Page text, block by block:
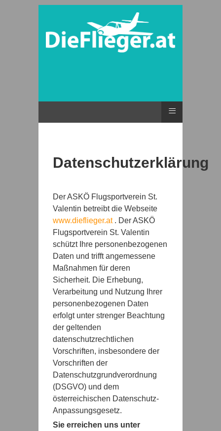
≡
Datenschutzerklärung
Der ASKÖ Flugsportverein St.
Valentin betreibt die Webseite
www.dieflieger.at. Der ASKÖ
Flugsportverein St. Valentin
schützt Ihre personenbezogenen
Daten und trifft angemessene
Maßnahmen für deren
Sicherheit. Die Erhebung,
Verarbeitung und Nutzung Ihrer
personenbezogenen Daten
erfolgt unter strenger Beachtung
der geltenden
datenschutzrechtlichen
Vorschriften, insbesondere der
Vorschriften der
Datenschutzgrundverordnung
(DSGVO) und dem
österreichischen Datenschutz-
Anpassungsgesetz.
Sie erreichen uns unter